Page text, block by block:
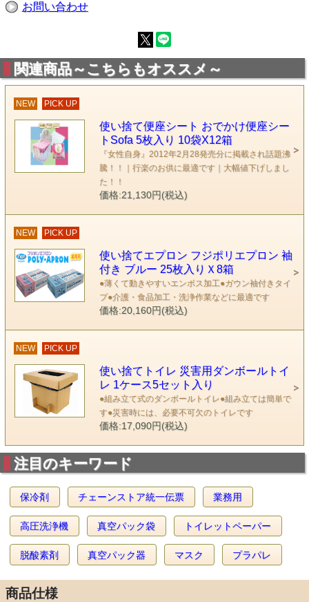
お問い合わせ
関連商品～こちらもオススメ～
NEW PICK UP
使い捨て便座シート おでかけ便座シー
トSofa 5枚入り 10袋X12箱
『女性自身』2012年2月28発売分に掲載され話題沸
騰！！｜行楽のお供に最適です｜大幅値下げしまし
た！！
価格:21,130円(税込)
NEW PICK UP
使い捨てエプロン フジポリエプロン 袖
付き ブルー 25枚入りＸ8箱
●薄くて動きやすいエンボス加工●ガウン袖付きタイ
プ●介護・食品加工・洗浄作業などに最適です
価格:20,160円(税込)
NEW PICK UP
使い捨てトイレ 災害用ダンボールトイ
レ 1ケース5セット入り
●組み立て式のダンボールトイレ●組み立ては簡単で
す●災害時には、必要不可欠のトイレです
価格:17,090円(税込)
注目のキーワード
保冷剤 チェーンストア統一伝票 業務用
高圧洗浄機 真空パック袋 トイレットペーパー
脱酸素剤 真空パック器 マスク プラパレ
商品仕様